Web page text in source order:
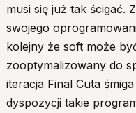
musi się już tak ścigać.
swojego
kolejny że soft może
zooptymalizowany do
iteracja Final Cuta
dyspozycji takie